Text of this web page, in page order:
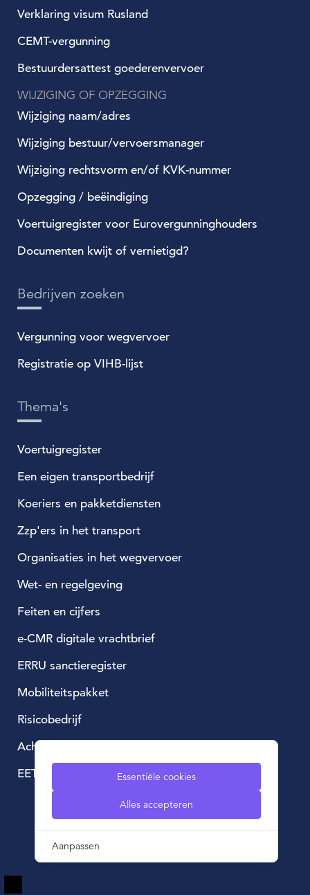
Verklaring visum Rusland
CEMT-vergunning
Bestuurdersattest goederenvervoer
WIJZIGING OF OPZEGGING
Wijziging naam/adres
Wijziging bestuur/vervoersmanager
Wijziging rechtsvorm en/of KVK-nummer
Opzegging / beëindiging
Voertuigregister voor Eurovergunninghouders
Documenten kwijt of vernietigd?
Bedrijven zoeken
Vergunning voor wegvervoer
Registratie op VIHB-lijst
Thema's
Voertuigregister
Een eigen transportbedrijf
Koeriers en pakketdiensten
Zzp'ers in het transport
Organisaties in het wegvervoer
Wet- en regelgeving
Feiten en cijfers
e-CMR digitale vrachtbrief
ERRU sanctieregister
Mobiliteitspakket
Risicobedrijf
Achtergestelde lening
EETS, European Electronic Toll Service
Essentiële cookies
Alles accepteren
Aanpassen